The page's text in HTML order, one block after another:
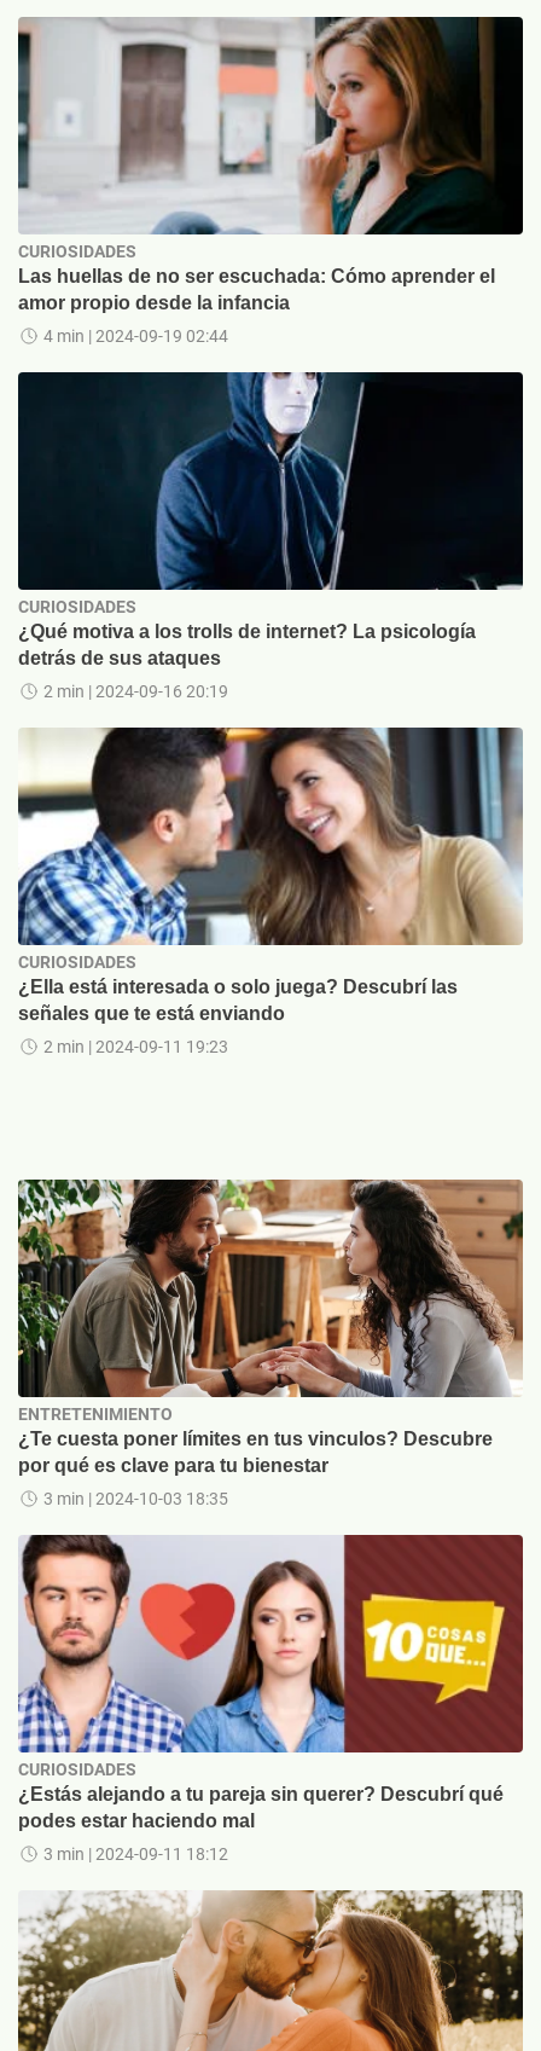
CURIOSIDADES
Las huellas de no ser escuchada: Cómo aprender el
amor propio desde la infancia
4 min | 2024-09-19 02:44
CURIOSIDADES
¿Qué motiva a los trolls de internet? La psicología
detrás de sus ataques
2 min | 2024-09-16 20:19
CURIOSIDADES
¿Ella está interesada o solo juega? Descubrí las
señales que te está enviando
2 min | 2024-09-11 19:23
ENTRETENIMIENTO
¿Te cuesta poner límites en tus vinculos? Descubre
por qué es clave para tu bienestar
3 min | 2024-10-03 18:35
CURIOSIDADES
¿Estás alejando a tu pareja sin querer? Descubrí qué
podes estar haciendo mal
3 min | 2024-09-11 18:12